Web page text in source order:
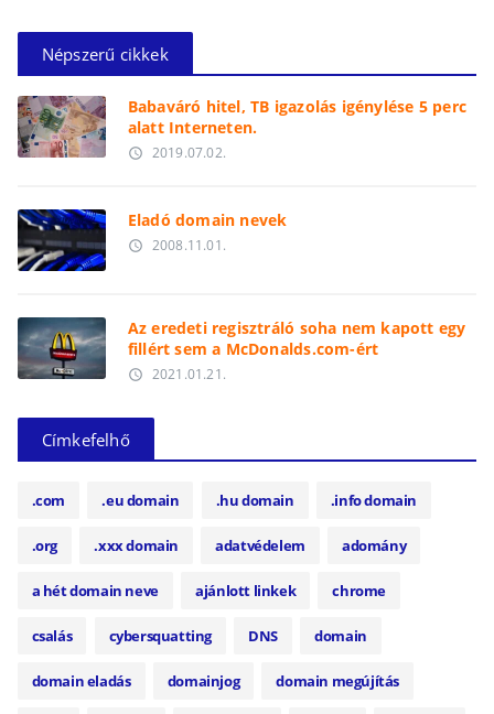
Népszerű cikkek
Babaváró hitel, TB igazolás igénylése 5 perc
alatt Interneten.
access_time 2019.07.02.
Eladó domain nevek
access_time 2008.11.01.
Az eredeti regisztráló soha nem kapott egy
fillért sem a McDonalds.com-ért
access_time 2021.01.21.
Címkefelhő
.com .eu domain .hu domain .info domain
.org .xxx domain adatvédelem adomány
a hét domain neve ajánlott linkek chrome
csalás cybersquatting DNS domain
domain eladás domainjog domain megújítás